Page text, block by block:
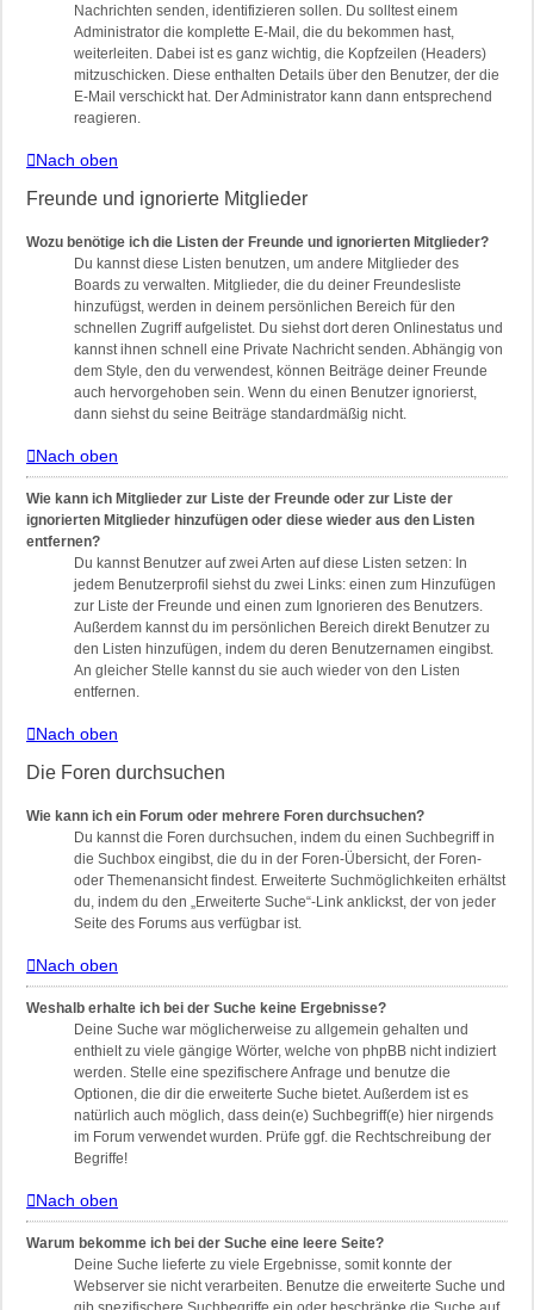
Nachrichten senden, identifizieren sollen. Du solltest einem
Administrator die komplette E-Mail, die du bekommen hast,
weiterleiten. Dabei ist es ganz wichtig, die Kopfzeilen (Headers)
mitzuschicken. Diese enthalten Details über den Benutzer, der die
E-Mail verschickt hat. Der Administrator kann dann entsprechend
reagieren.
Nach oben
Freunde und ignorierte Mitglieder
Wozu benötige ich die Listen der Freunde und ignorierten Mitglieder?
Du kannst diese Listen benutzen, um andere Mitglieder des
Boards zu verwalten. Mitglieder, die du deiner Freundesliste
hinzufügst, werden in deinem persönlichen Bereich für den
schnellen Zugriff aufgelistet. Du siehst dort deren Onlinestatus und
kannst ihnen schnell eine Private Nachricht senden. Abhängig von
dem Style, den du verwendest, können Beiträge deiner Freunde
auch hervorgehoben sein. Wenn du einen Benutzer ignorierst,
dann siehst du seine Beiträge standardmäßig nicht.
Nach oben
Wie kann ich Mitglieder zur Liste der Freunde oder zur Liste der
ignorierten Mitglieder hinzufügen oder diese wieder aus den Listen
entfernen?
Du kannst Benutzer auf zwei Arten auf diese Listen setzen: In
jedem Benutzerprofil siehst du zwei Links: einen zum Hinzufügen
zur Liste der Freunde und einen zum Ignorieren des Benutzers.
Außerdem kannst du im persönlichen Bereich direkt Benutzer zu
den Listen hinzufügen, indem du deren Benutzernamen eingibst.
An gleicher Stelle kannst du sie auch wieder von den Listen
entfernen.
Nach oben
Die Foren durchsuchen
Wie kann ich ein Forum oder mehrere Foren durchsuchen?
Du kannst die Foren durchsuchen, indem du einen Suchbegriff in
die Suchbox eingibst, die du in der Foren-Übersicht, der Foren-
oder Themenansicht findest. Erweiterte Suchmöglichkeiten erhältst
du, indem du den „Erweiterte Suche“-Link anklickst, der von jeder
Seite des Forums aus verfügbar ist.
Nach oben
Weshalb erhalte ich bei der Suche keine Ergebnisse?
Deine Suche war möglicherweise zu allgemein gehalten und
enthielt zu viele gängige Wörter, welche von phpBB nicht indiziert
werden. Stelle eine spezifischere Anfrage und benutze die
Optionen, die dir die erweiterte Suche bietet. Außerdem ist es
natürlich auch möglich, dass dein(e) Suchbegriff(e) hier nirgends
im Forum verwendet wurden. Prüfe ggf. die Rechtschreibung der
Begriffe!
Nach oben
Warum bekomme ich bei der Suche eine leere Seite?
Deine Suche lieferte zu viele Ergebnisse, somit konnte der
Webserver sie nicht verarbeiten. Benutze die erweiterte Suche und